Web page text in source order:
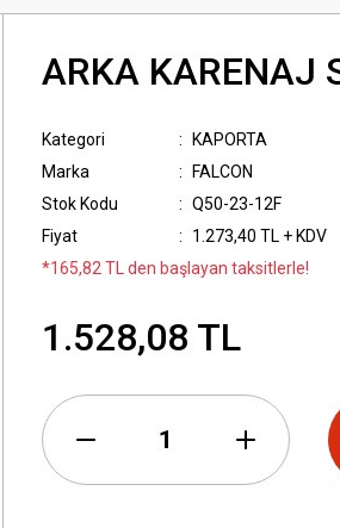
ARKA KARENAJ
Kategori
KAPORTA
Marka
FALCON
Stok Kodu
Q50-23-12F
Fiyat
1.273,40 TL + KDV
*165,82 TL den başlayan taksitlerle!
1.528,08 TL